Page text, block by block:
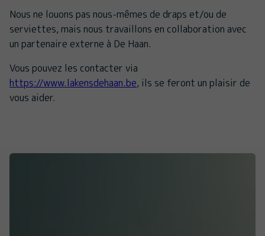
Nous ne louons pas nous-mêmes de draps et/ou de
serviettes, mais nous travaillons en collaboration avec
un partenaire externe à De Haan.
Vous pouvez les contacter via
https://www.lakensdehaan.be, ils se feront un plaisir de
vous aider.